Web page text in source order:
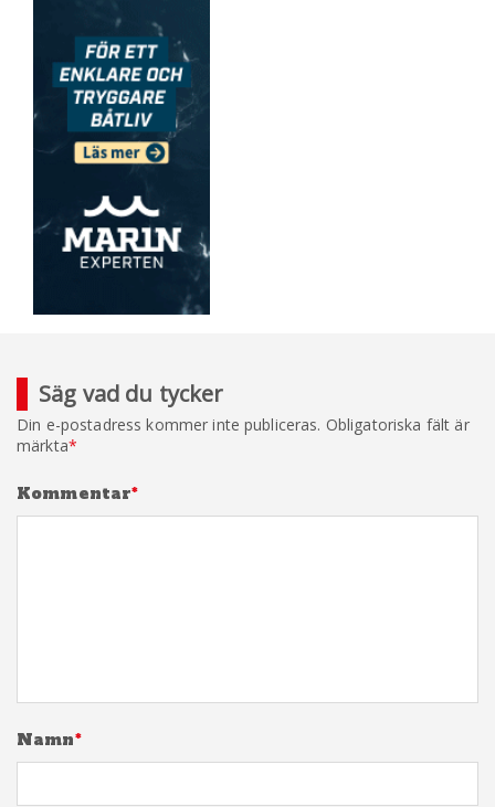
Säg vad du tycker
Din e-postadress kommer inte publiceras. Obligatoriska fält är
märkta*
Kommentar*
Namn*